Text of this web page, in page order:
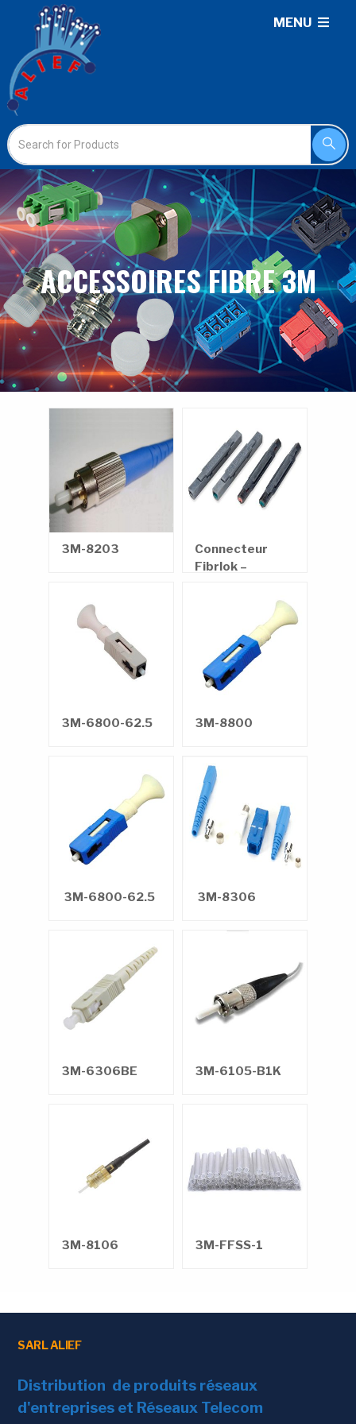
MENU
ACCESSOIRES FIBRE 3M
3M-8203
Connecteur
Fibrlok –
3M-6800-62.5 3M-8800
3M-6800-62.5 3M-8306
3M-6306BE 3M-6105-B1K
3M-8106 3M-FFSS-1
SARL ALIEF
Distribution de produits réseaux
d'entreprises et Réseaux Telecom